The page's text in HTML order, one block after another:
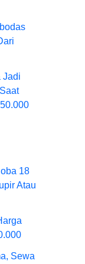
Jadi
18
Atau
Sewa